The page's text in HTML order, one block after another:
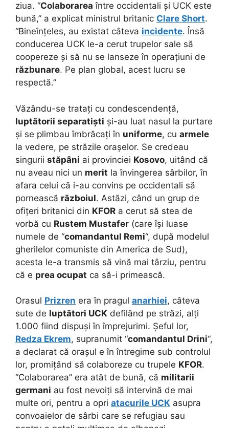
ziua. “Colaborarea între occidentali și UCK este
bună,” a explicat ministrul britanic Clare Short.
“Bineînțeles, au existat câteva incidente. Însă
conducerea UCK le-a cerut trupelor sale să
coopereze și să nu se lanseze în operațiuni de
răzbunare. Pe plan global, acest lucru se
respectă.”
Văzându-se tratați cu condescendență,
luptătorii separatiști și-au luat nasul la purtare
și se plimbau îmbrăcați în uniforme, cu armele
la vedere, pe străzile orașelor. Se credeau
singurii stăpâni ai provinciei Kosovo, uitând că
nu aveau nici un merit la învingerea sârbilor, în
afara celui că i-au convins pe occidentali să
pornească războiul. Astăzi, când un grup de
ofițeri britanici din KFOR a cerut să stea de
vorbă cu Rustem Mustafer (care își luase
numele de “comandantul Remi“, după modelul
gherilelor comuniste din America de Sud),
acesta le-a transmis să vină mai târziu, pentru
că e prea ocupat ca să-i primească.
Orasul Prizren era în pragul anarhiei, câteva
sute de luptători UCK defilând pe străzi, alți
1.000 fiind dispuși în împrejurimi. Șeful lor,
Redza Ekrem, supranumit “comandantul Drini“,
a declarat că orașul e în întregime sub controlul
lor, promițând să colaboreze cu trupele KFOR.
“Colaborarea” era atât de bună, că militarii
germani au fost nevoiți să intervină de mai
multe ori, pentru a opri atacurile UCK asupra
convoaielor de sârbi care se refugiau sau